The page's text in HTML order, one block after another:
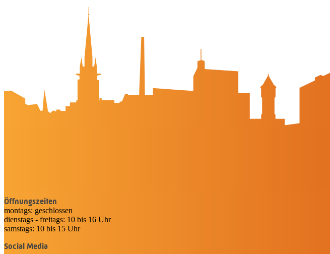
Mediencenter
Öffnungszeiten
montags: geschlossen
dienstags - freitags: 10 bis 16 Uhr
samstags: 10 bis 15 Uhr
Social Media